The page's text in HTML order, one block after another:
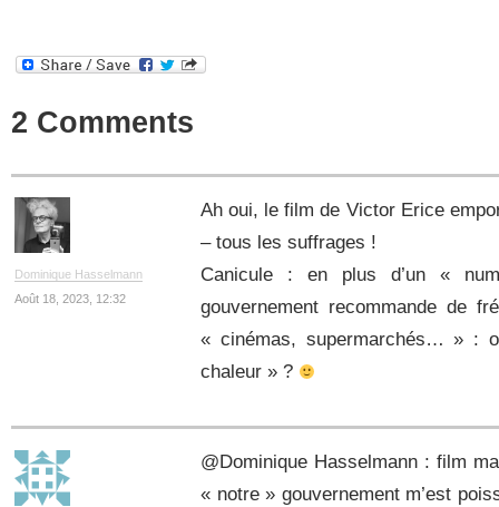
2 Comments
Dominique Hasselmann
Août 18, 2023, 12:32
Ah oui, le film de Victor Erice
– tous les suffrages !
Canicule : en plus d’un «
gouvernement recommande de
« cinémas, supermarchés… » :
chaleur » ?
@Dominique Hasselmann : film
« notre » gouvernement m’est